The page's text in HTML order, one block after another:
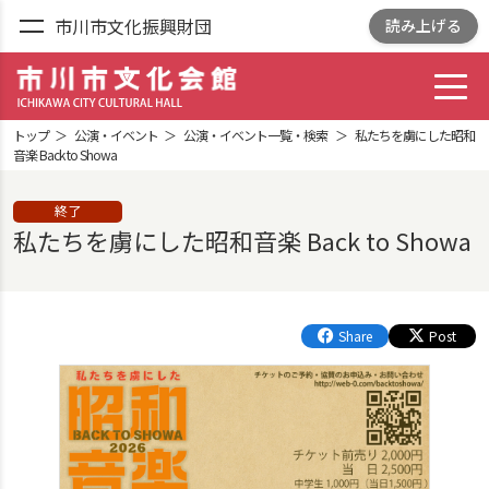
市川市文化振興財団 読み上げる
ICHIKAWA CITY
トップ 公演・イベント 公演・イベント一覧・検索
私たちを虜にした昭和
音楽 Back to Showa
終了
私たちを虜にした昭和音楽 Back to Showa
Share Post